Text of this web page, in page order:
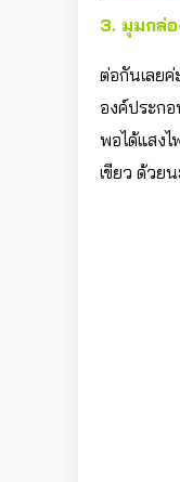
3. มุมกล่
ต่อกันเลย
องค์ประก
พอได้แสง
เขียว ด้วย